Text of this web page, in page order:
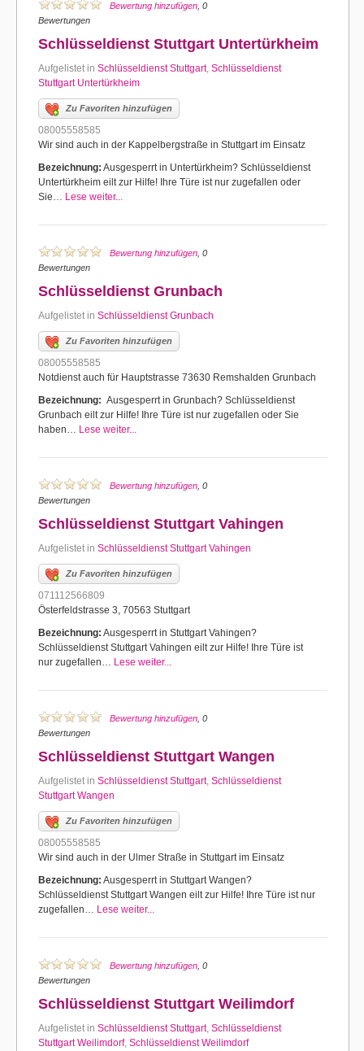
Bewertung hinzufügen , 0
Bewertungen
Schlüsseldienst Stuttgart Untertürkheim
Aufgelistet in Schlüsseldienst Stuttgart, Schlüsseldienst
Stuttgart Untertürkheim
Zu Favoriten hinzufügen
08005558585
Wir sind auch in der Kappelbergstraße in Stuttgart im Einsatz
Bezeichnung: Ausgesperrt in Untertürkheim? Schlüsseldienst
Untertürkheim eilt zur Hilfe! Ihre Türe ist nur zugefallen oder
Sie… Lese weiter...
Bewertung hinzufügen , 0
Bewertungen
Schlüsseldienst Grunbach
Aufgelistet in Schlüsseldienst Grunbach
Zu Favoriten hinzufügen
08005558585
Notdienst auch für Hauptstrasse 73630 Remshalden Grunbach
Bezeichnung: Ausgesperrt in Grunbach? Schlüsseldienst
Grunbach eilt zur Hilfe! Ihre Türe ist nur zugefallen oder Sie
haben… Lese weiter...
Bewertung hinzufügen , 0
Bewertungen
Schlüsseldienst Stuttgart Vahingen
Aufgelistet in Schlüsseldienst Stuttgart Vahingen
Zu Favoriten hinzufügen
071112566809
Österfeldstrasse 3, 70563 Stuttgart
Bezeichnung: Ausgesperrt in Stuttgart Vahingen?
Schlüsseldienst Stuttgart Vahingen eilt zur Hilfe! Ihre Türe ist
nur zugefallen… Lese weiter...
Bewertung hinzufügen , 0
Bewertungen
Schlüsseldienst Stuttgart Wangen
Aufgelistet in Schlüsseldienst Stuttgart, Schlüsseldienst
Stuttgart Wangen
Zu Favoriten hinzufügen
08005558585
Wir sind auch in der Ulmer Straße in Stuttgart im Einsatz
Bezeichnung: Ausgesperrt in Stuttgart Wangen?
Schlüsseldienst Stuttgart Wangen eilt zur Hilfe! Ihre Türe ist nur
zugefallen… Lese weiter...
Bewertung hinzufügen , 0
Bewertungen
Schlüsseldienst Stuttgart Weilimdorf
Aufgelistet in Schlüsseldienst Stuttgart, Schlüsseldienst
Stuttgart Weilimdorf, Schlüsseldienst Weilimdorf